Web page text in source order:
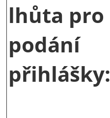
lhůta pro
podání
přihlášky: